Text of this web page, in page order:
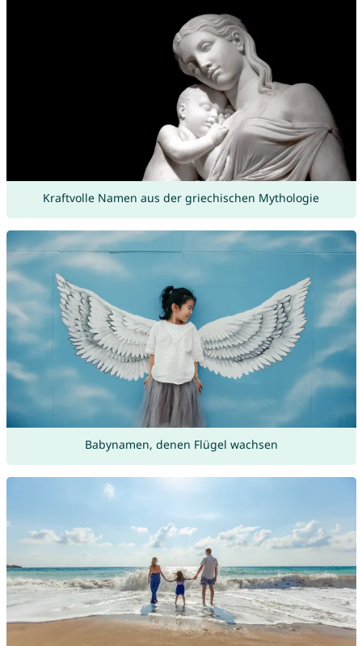
Kraftvolle Namen aus der griechischen Mythologie
Babynamen, denen Flügel wachsen